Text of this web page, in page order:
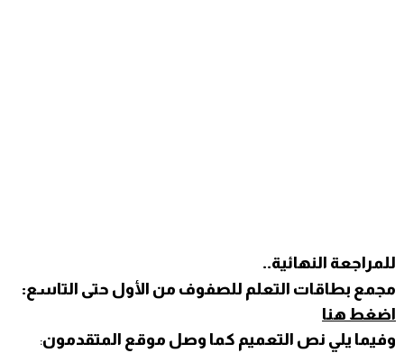
للمراجعة النهائية..
مجمع بطاقات التعلم للصفوف من الأول حتى التاسع:
اضغط هنا
وفيما يلي نص التعميم كما وصل موقع المتقدمون: